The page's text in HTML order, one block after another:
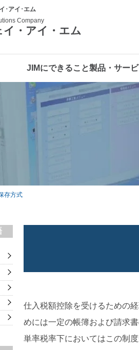
･アイ･エム
Company
イ・アイ・エム
JIMにできること製品・サー
存方式
仕入税額控除を受けるための
めには一定の帳簿および請求
単率税率下においてはこの制